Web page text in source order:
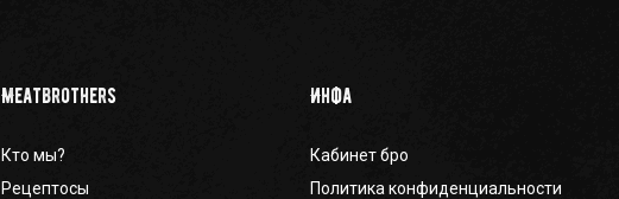
Meatbrothers
Кто мы?
Рецептосы
Инфа
Кабинет бро
Политика конфиденциальности